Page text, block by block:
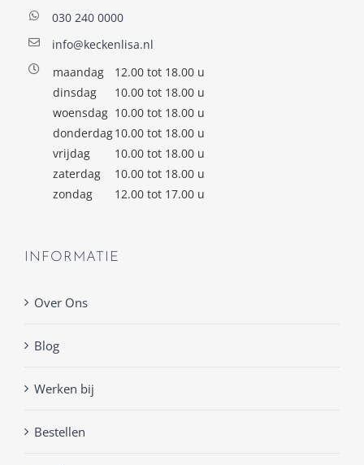
030 240 0000
info@keckenlisa.nl
maandag
12.00 tot 18.00 u
dinsdag
10.00 tot 18.00 u
woensdag 10.00 tot 18.00 u
donderdag10.00 tot 18.00 u
vrijdag
10.00 tot 18.00 u
zaterdag
10.00 tot 18.00 u
zondag
12.00 tot 17.00 u
INFORMATIE
Over Ons
Blog
Werken bij
Bestellen